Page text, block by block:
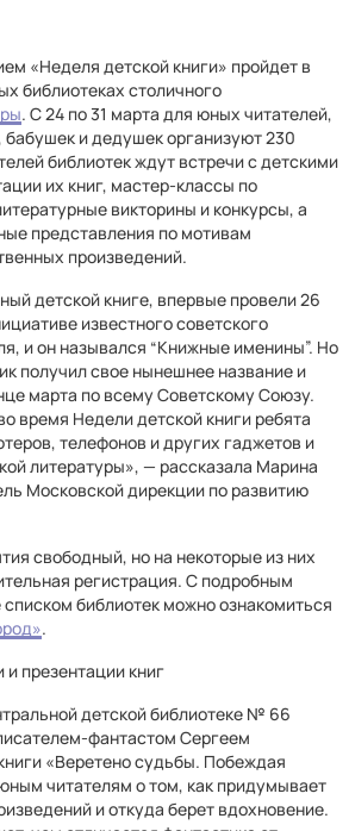
«Неделя детской книги» пройдет в
библиотеках столичного
. С 24 по 31 марта для юных читателей,
бабушек и дедушек организуют 230
библиотек ждут встречи с детскими
их книг, мастер-классы по
викторины и конкурсы, а
представления по мотивам
произведений.
детской книге, впервые провели 26
известного советского
и он назывался “Книжные именины”. Но
получил свое нынешнее название и
марта по всему Советскому Союзу.
время Недели детской книги ребята
телефонов и других гаджетов и
литературы», — рассказала Марина
Московской дирекции по развитию
свободный, но на некоторые из них
регистрация. С подробным
библиотек можно ознакомиться
.
презентации книг
детской библиотеке № 66
фантастом Сергеем
«Веретено судьбы. Побеждая
читателям о том, как придумывает
и откуда берет вдохновение.